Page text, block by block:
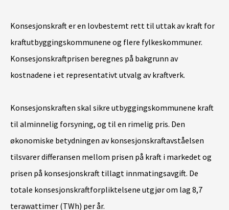
Konsesjonskraft er en lovbestemt rett til uttak av kraft for
kraftutbyggingskommunene og flere fylkeskommuner.
Konsesjonskraftprisen beregnes på bakgrunn av
kostnadene i et representativt utvalg av kraftverk.
Konsesjonskraften skal sikre utbyggingskommunene kraft
til alminnelig forsyning, og til en rimelig pris. Den
økonomiske betydningen av konsesjonskraftavståelsen
tilsvarer differansen mellom prisen på kraft i markedet og
prisen på konsesjonskraft tillagt innmatingsavgift. De
totale konsesjonskraftforpliktelsene utgjør om lag 8,7
terawattimer (TWh) per år.